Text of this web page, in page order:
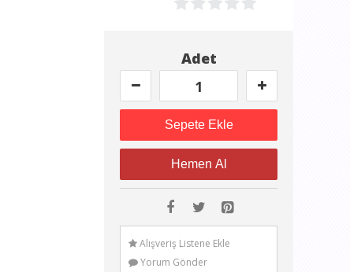
Adet
1
Sepete Ekle
Hemen Al
Alışveriş Listene Ekle
Yorum Gönder